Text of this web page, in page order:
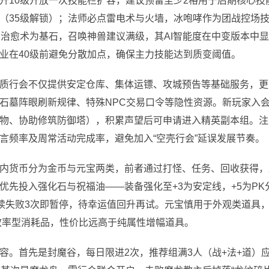
35级解锁）；法师必点雷电术与火墙，冰咆哮作为团战控场
愈术为基石，召唤神兽建议满级，其AI智能度在中变版本中
在40级前避免分散加点，确保主力技能达到质变阈值。
行会不仅提供安定仓库、集体运镖、攻城预告等基础服务，
阵眼刷新规律、特殊NPC交易口令等隐性资源。新玩家入
、协助修筑防御塔），积累声望后可申请进入精英副本组。
率及周常活动完成率，避免加入“空壳行会”延误发展节奏。
货币分为金币与元宝两类，前者通过打怪、任务、回收获得
先投入强化石与祝福油——装备强化至+3为安定线，+5为PK
失败3次即暂停，待幸运值回升再试。元宝慎用于外观类道具
型消耗品，性价比远高于纯属性增幅道具。
。首先是封魔谷，每日限进2次，推荐组满3人（战+法+道）